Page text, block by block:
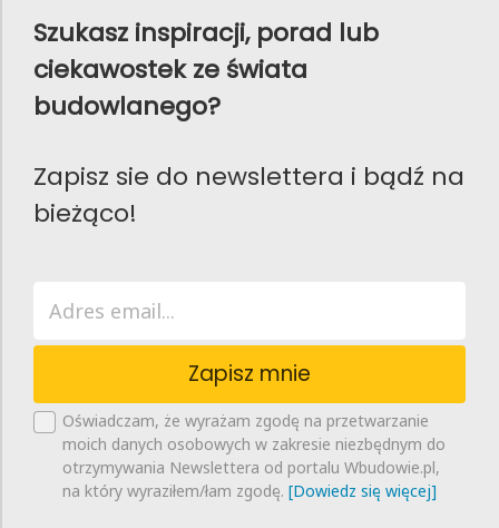
Szukasz inspiracji, porad lub
ciekawostek ze świata
budowlanego?
Zapisz sie do newslettera i bądź na
bieżąco!
Zapisz mnie
Oświadczam, że wyrażam zgodę na przetwarzanie
moich danych osobowych w zakresie niezbędnym do
otrzymywania Newslettera od portalu Wbudowie.pl,
na który wyraziłem/łam zgodę. [Dowiedz się więcej]